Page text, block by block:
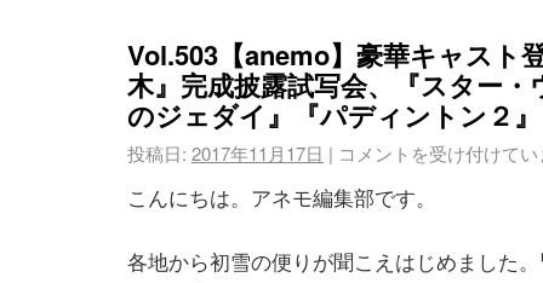
Vol.503【anemo】豪華キャスト
木』完成披露試写会、『スター・
のジェダイ』『パディントン２
投稿日: 2017年11月17日 | コメントを受け付けて
こんにちは。アネモ編集部です。
各地から初雪の便りが聞こえはじめました